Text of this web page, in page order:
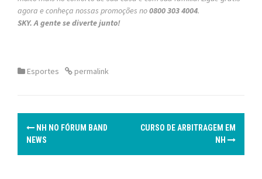
agora e conheça nossas promoções no0800 303 4004.
SKY. A gente se diverte junto!
Esportes permalink
P
NH NO FÓRUM BAND
NEWS
CURSO DE ARBITRAGEM EM
NH